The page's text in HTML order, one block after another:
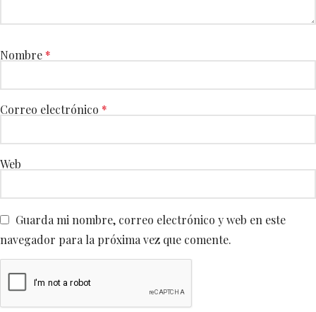
Nombre *
Correo electrónico *
Web
Guarda mi nombre, correo electrónico y web en este
navegador para la próxima vez que comente.